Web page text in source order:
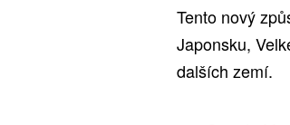
Tento nový
Japonsku,
dalších zemí.